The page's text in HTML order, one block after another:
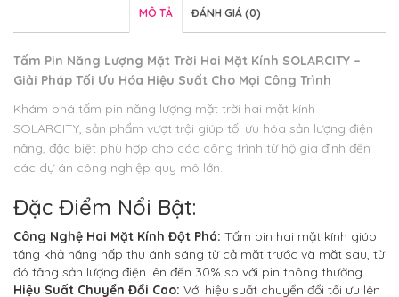
MÔ TẢ ĐÁNH GIÁ (0)
Tấm Pin Năng Lượng Mặt Trời Hai Mặt Kính SOLARCITY –
Giải Pháp Tối Ưu Hóa Hiệu Suất Cho Mọi Công Trình
Khám phá tấm pin năng lượng mặt trời hai mặt kính
SOLARCITY, sản phẩm vượt trội giúp tối ưu hóa sản lượng điện
năng, đặc biệt phù hợp cho các công trình từ hộ gia đình đến
các dự án công nghiệp quy mô lớn.
Đặc Điểm Nổi Bật:
Công Nghệ Hai Mặt Kính Đột Phá: Tấm pin hai mặt kính giúp
tăng khả năng hấp thụ ánh sáng từ cả mặt trước và mặt sau, từ
đó tăng sản lượng điện lên đến 30% so với pin thông thường.
Hiệu Suất Chuyển Đổi Cao: Với hiệu suất chuyển đổi tối ưu lên